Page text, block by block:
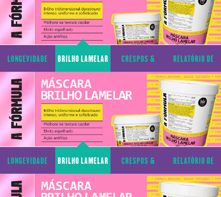
LONGEVIDADE
CAPILAR
BRILHO LAMELAR CRESPOS &
CACHOS
RELATÓRIO DE
TRANSPARÊNCIA
LONGEVIDADE
CAPILAR
BRILHO LAMELAR CRESPOS &
CACHOS
RELATÓRIO DE
TRANSPARÊNCIA